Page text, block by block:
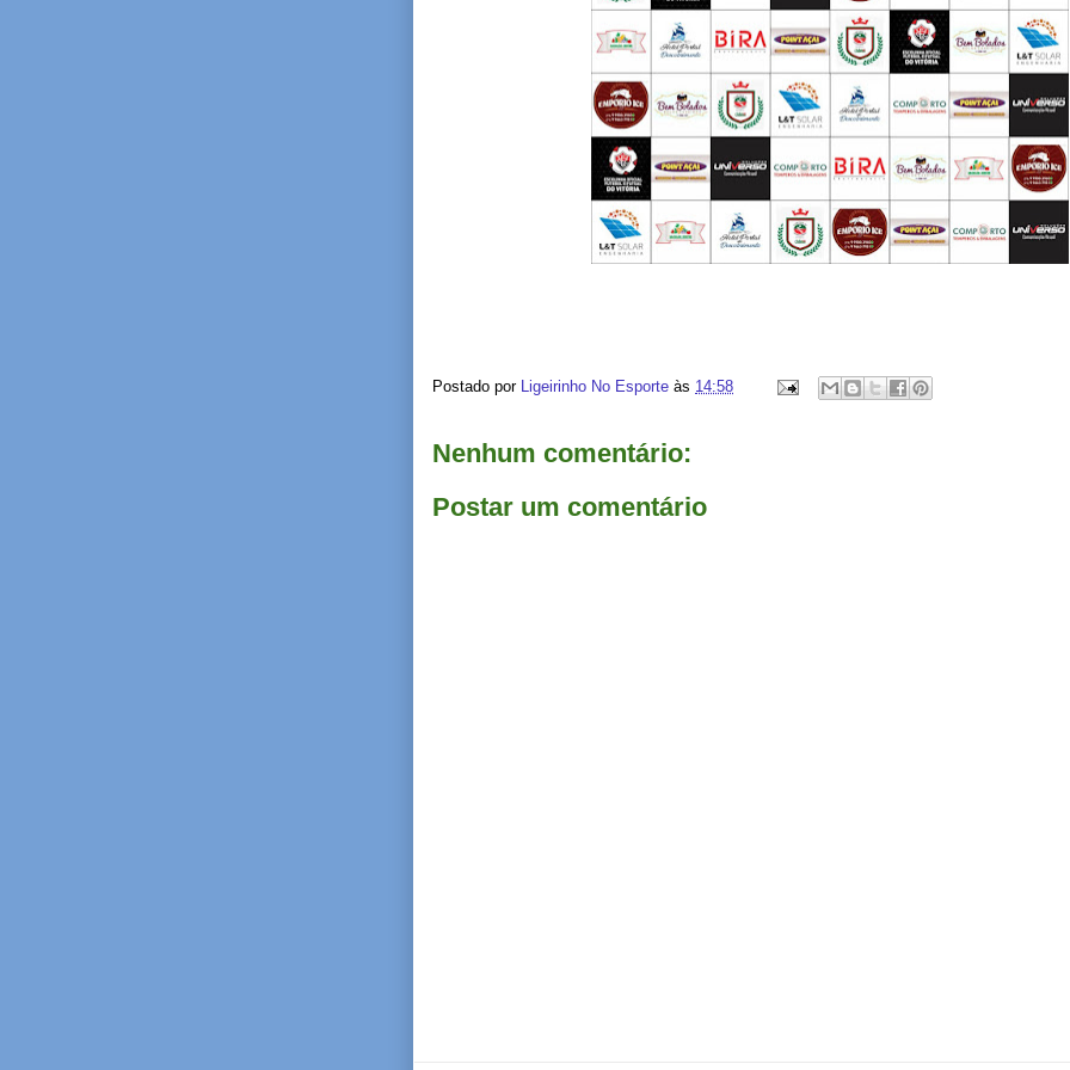
Postado por Ligeirinho No Esporte às 14:58
Nenhum comentário:
Postar um comentário